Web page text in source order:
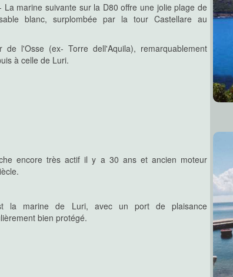
La marine suivante sur la D80 offre une jolie plage de
blanc, surplombée par la tour Castellare au
l'Osse (ex- Torre dell'Aquila), remarquablement
à celle de Luri.
encore très actif il y a 30 ans et ancien moteur
la marine de Luri, avec un port de plaisance
bien protégé.